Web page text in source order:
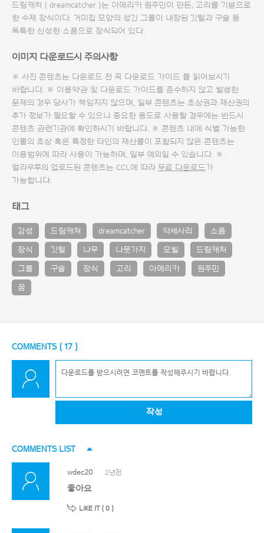
드림캐처 ( dreamcatcher )는 아메리카 원주민이 만든, 고리를 기본으로
한 수제 장식이다. 거미집 모양의 성긴 그물이 내장된 깃털과 구슬 등
독특한 신성한 소품으로 장식되어 있다.
이미지 다운로드시 주의사항
※ 사진 콘텐츠는 다운로드 전 꼭 다운로드 가이드 를 읽어보시기
바랍니다. ※ 이용약관 및 다운로드 가이드를 준수하지 않고 발생한
문제의 경우 당사가 책임지지 않으며, 일부 콘텐츠는 초상권과 재산권의
추가 정보가 필요할 수 있으니 중요한 용도로 사용할 경우에는 반드시
콘텐츠 관련기관에 확인하시기 바랍니다. ※ 콘텐츠 내에 식별 가능한
인물의 초상 혹은 특정한 타인의 재산물이 포함되지 않은 콘텐츠는
이용범위에 따라 사용이 가능하며, 일부 예외일 수 있습니다. ※
얼라우투의 업로드된 콘텐츠는 CCL에 따라 무료 다운로드가
가능합니다.
태그
감성 드림캐쳐 dreamcatcher 악세사리 소품
장식 깃털 나무 나뭇가지 모빌 드림캐처
그물 구슬 장식 고리 아메리카 원주민
꿈
COMMENTS ( 17 )
작성
COMMENTS LIST
wdec20 2년전
좋아요
LIKE IT ( 0 )